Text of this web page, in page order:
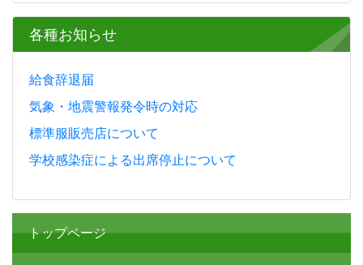
各種お知らせ
給食辞退届
気象・地震警報発令時の対応
標準服販売店について
学校感染症による出席停止について
トップページ